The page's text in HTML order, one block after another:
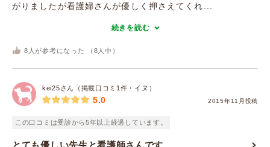
がりましたが看護婦さんが優しく押さえてくれ...
続きを読む
8 人が参考になった （ 8 人中）
kei25さん（掲載口コミ1件・イヌ）
2015年11月投稿
5.0
この口コミは受診から5年以上経過しています。
とても優しい先生と看護師さんです